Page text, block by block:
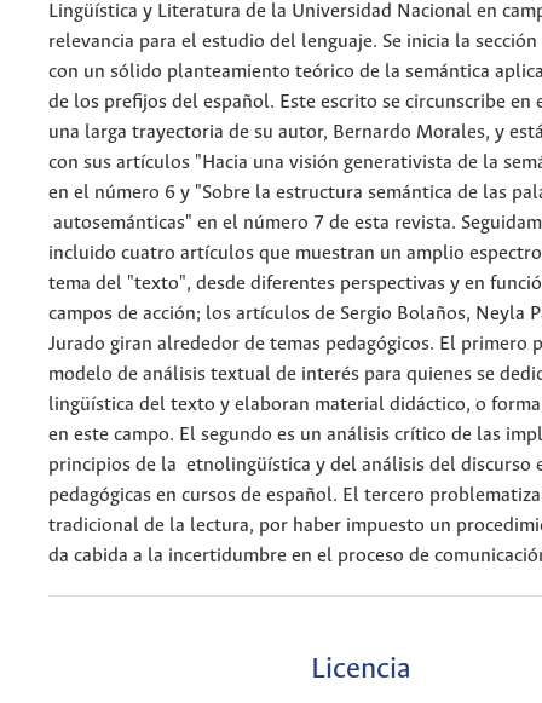
Lingüística y Literatura de la Universidad Nacional en
relevancia para el estudio del lenguaje. Se inicia la
con un sólido planteamiento teórico de la semántica
de los prefijos del español. Este escrito se circunscribe en
una larga trayectoria de su autor, Bernardo Morales, y
con sus artículos "Hacia una visión generativista de la
en el número 6 y "Sobre la estructura semántica de las
autosemánticas" en el número 7 de esta revista.
incluido cuatro artículos que muestran un amplio
tema del "texto", desde diferentes perspectivas y en
campos de acción; los artículos de Sergio Bolaños, Neyla
Jurado giran alrededor de temas pedagógicos. El primero
modelo de análisis textual de interés para quienes se
lingüística del texto y elaboran material didáctico, o
en este campo. El segundo es un análisis crítico de las
principios de la etnolingüística y del análisis del discurso
pedagógicas en cursos de español. El tercero
tradicional de la lectura, por haber impuesto un
da cabida a la incertidumbre en el proceso de
Licencia